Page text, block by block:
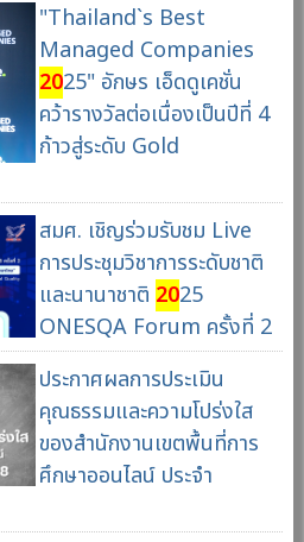
"Thailand`s Best
Managed Companies
2025" อักษร เอ็ดดูเคชั่น
คว้ารางวัลต่อเนื่องเป็นปีที่ 4
ก้าวสู่ระดับ Gold
สมศ. เชิญร่วมรับชม Live
การประชุมวิชาการระดับชาติ
และนานาชาติ 2025
ONESQA Forum ครั้งที่ 2
ประกาศผลการประเมิน
คุณธรรมและความโปร่งใส
ของสำนักงานเขตพื้นที่การ
ศึกษาออนไลน์ ประจำ